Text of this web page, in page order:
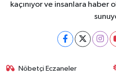
kaçınıyor ve insanlara haber
Nöbetçi Eczaneler